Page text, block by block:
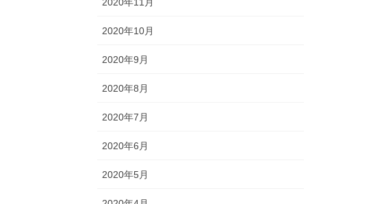
2020年10月
2020年9月
2020年8月
2020年7月
2020年6月
2020年5月